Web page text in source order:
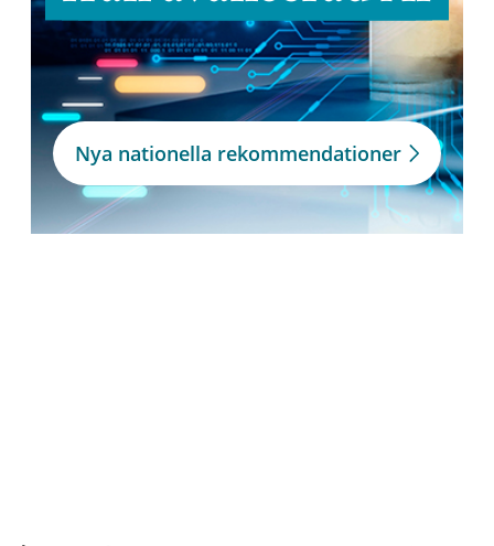
Nya nationella rekommendationer